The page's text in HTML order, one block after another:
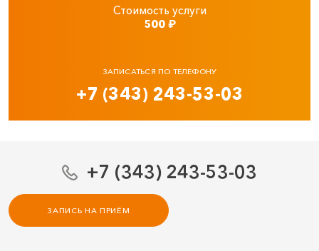
Стоимость услуги
500₽
ЗАПИСАТЬСЯ ПО ТЕЛЕФОНУ
+7 (343) 243-53-03
+7 (343) 243-53-03
ЗАПИСЬ НА ПРИЁМ